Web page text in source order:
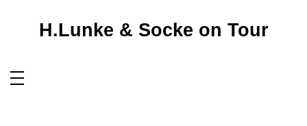
H.Lunke & Socke on Tour